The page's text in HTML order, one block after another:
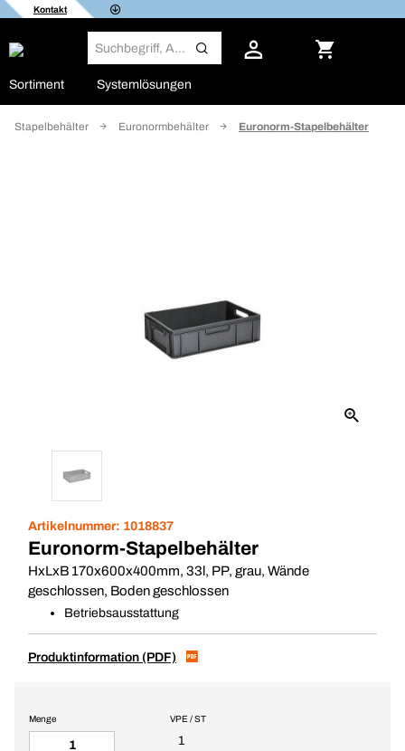
Kontakt
Sortiment Systemlösungen
Stapelbehälter Euronormbehälter Euronorm-Stapelbehälter
Artikelnummer: 1018837
Euronorm-Stapelbehälter
HxLxB 170x600x400mm, 33l, PP, grau, Wände
geschlossen, Boden geschlossen
Betriebsausstattung
Produktinformation (PDF)
VPE / ST
1
Menge